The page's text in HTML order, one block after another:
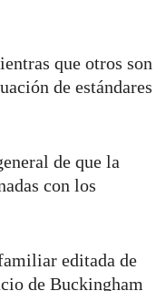
que otros son
de estándares
de que la
con los
editada de
de Buckingham